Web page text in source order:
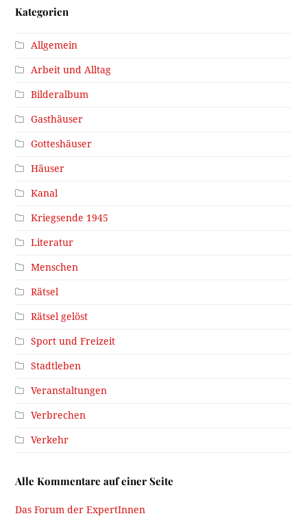
Kategorien
Allgemein
Arbeit und Alltag
Bilderalbum
Gasthäuser
Gotteshäuser
Häuser
Kanal
Kriegsende 1945
Literatur
Menschen
Rätsel
Rätsel gelöst
Sport und Freizeit
Stadtleben
Veranstaltungen
Verbrechen
Verkehr
Alle Kommentare auf einer Seite
Das Forum der ExpertInnen